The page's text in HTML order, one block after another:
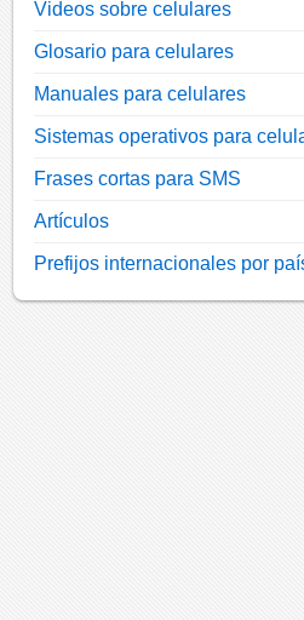
Videos sobre celulares
Glosario para celulares
Manuales para celulares
Sistemas operativos para
Frases cortas para SMS
Artículos
Prefijos internacionales por